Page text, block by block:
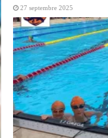
27 septembre 2025